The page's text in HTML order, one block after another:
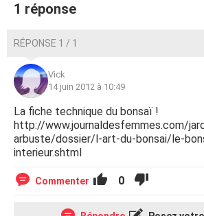
1 réponse
RÉPONSE 1 / 1
Vick
14 juin 2012 à 10:49
La fiche technique du bonsaï !
http://www.journaldesfemmes.com/
arbuste/dossier/l-art-du-bonsai/le-
interieur.shtml
Commenter 0